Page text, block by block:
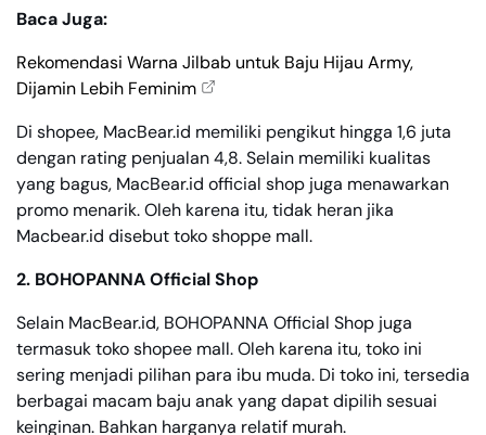
Baca Juga:
Rekomendasi Warna Jilbab untuk Baju Hijau Army,
Dijamin Lebih Feminim
Di shopee, MacBear.id memiliki pengikut hingga 1,6 juta
dengan rating penjualan 4,8. Selain memiliki kualitas
yang bagus, MacBear.id official shop juga menawarkan
promo menarik. Oleh karena itu, tidak heran jika
Macbear.id disebut toko shoppe mall.
2. BOHOPANNA Official Shop
Selain MacBear.id, BOHOPANNA Official Shop juga
termasuk toko shopee mall. Oleh karena itu, toko ini
sering menjadi pilihan para ibu muda. Di toko ini, tersedia
berbagai macam baju anak yang dapat dipilih sesuai
keinginan. Bahkan harganya relatif murah.